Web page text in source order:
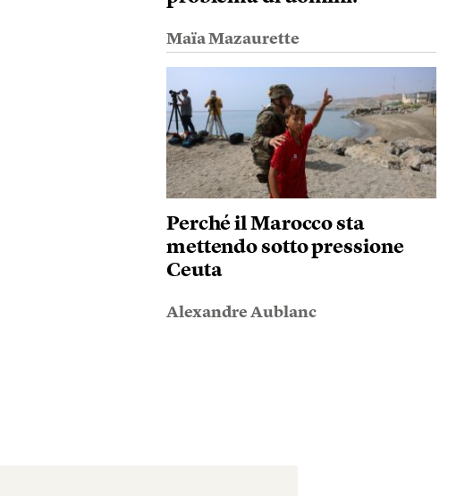
Maïa Mazaurette
Perché il Marocco sta
mettendo sotto pressione
Ceuta
Alexandre Aublanc